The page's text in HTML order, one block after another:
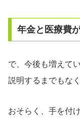
年金と医療費
で、今後も増えて
説明するまでもな
おそらく、手を付